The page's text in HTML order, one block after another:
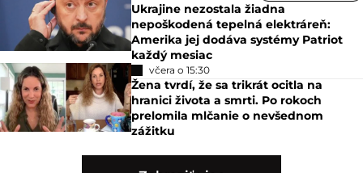
Ukrajine nezostala žiadna
nepoškodená tepelná elektráreň:
Amerika jej dodáva systémy Patriot
každý mesiac
včera o 15:30
Žena tvrdí, že sa trikrát ocitla na
hranici života a smrti. Po rokoch
prelomila mlčanie o nevšednom
zážitku